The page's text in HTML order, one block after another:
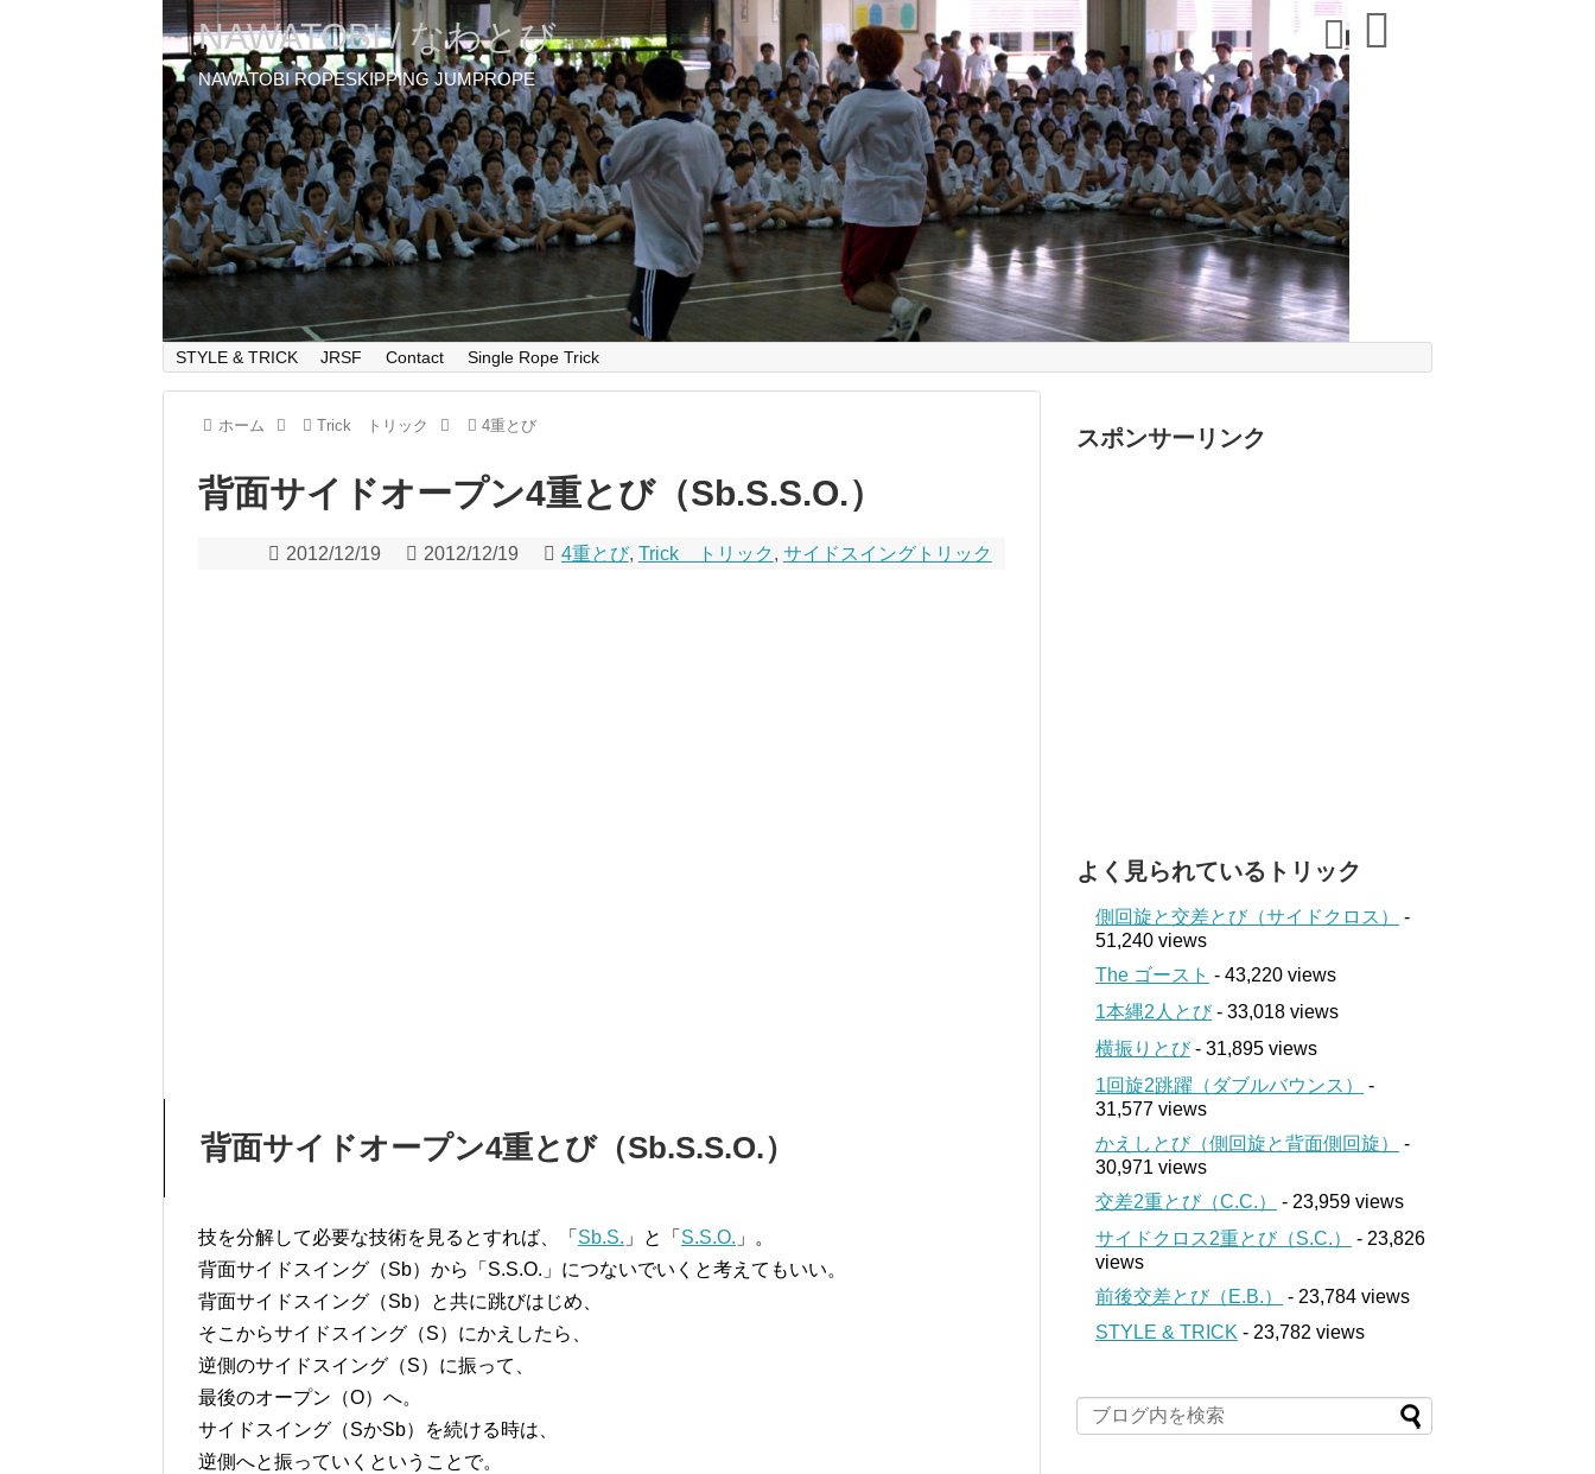
NAWATOBI / なわとび
NAWATOBI ROPESKIPPING JUMPROPE
STYLE & TRICK JRSF Contact Single Rope Trick
ホーム Trick トリック 4重とび
背面サイドオープン4重とび（Sb.S.S.O.）
2012/12/19 2012/12/19 4重とび, Trick トリック , サイドスイングトリック
背面サイドオープン4重とび（Sb.S.S.O.）
技を分解して必要な技術を見るとすれば、「 Sb.S. 」と「 S.S.O. 」。
背面サイドスイング（Sb）から「S.S.O.」につないでいくと考えてもいい。
背面サイドスイング（Sb）と共に跳びはじめ、
そこからサイドスイング（S）にかえしたら、
逆側のサイドスイング（S）に振って、
最後のオープン（O）へ。
サイドスイング（SかSb）を続ける時は、
逆側へと振っていくということで。
スポンサーリンク
よく見られているトリック
側回旋と交差とび（サイドクロス）
-
51,240 views
The ゴースト - 43,220 views
1本縄2人とび- 33,018 views
横振りとび- 31,895 views
1回旋2跳躍（ダブルバウンス）
-
31,577 views
かえしとび（側回旋と背面側回旋）
-
30,971 views
交差2重とび（C.C.）
- 23,959 views
サイドクロス2重とび（S.C.）
- 23,826
views
前後交差とび（E.B.）
- 23,784 views
STYLE & TRICK - 23,782 views